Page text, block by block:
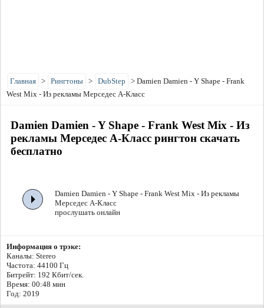
Главная > Рингтоны > DubStep > Damien Damien - Y Shape - Frank
West Mix - Из рекламы Мерседес А-Класс
Damien Damien - Y Shape - Frank West Mix - Из
рекламы Мерседес А-Класс рингтон скачать
бесплатно
Damien Damien - Y Shape - Frank West Mix - Из рекламы
Мерседес А-Класс
прослушать онлайн
Информация о трэке:
Каналы: Stereo
Частота: 44100 Гц
Битрейт: 192 Кбит/сек.
Время: 00:48 мин
Год: 2019